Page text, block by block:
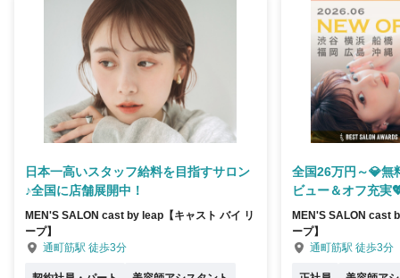
日本一高いスタッフ給料を目指すサロン
♪全国に店舗展開中！
MEN'S SALON cast by leap【キャスト バイ リ
ープ】
通町筋駅 徒歩3分
全国26万円～💎無
ビュー＆オフ充実
MEN'S SALON cast
ープ】
通町筋駅 徒歩3分